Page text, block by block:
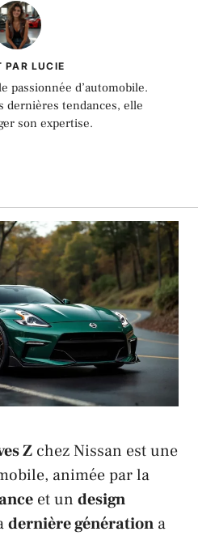
PAR LUCIE
passionnée d’automobile.
dernières tendances, elle
son expertise.
Z chezNissan est une
animée par la
et un design
dernière génération a